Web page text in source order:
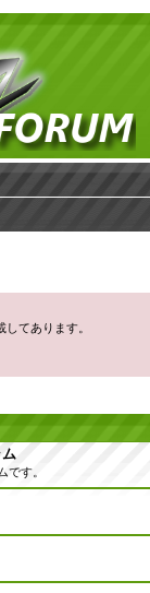
てあります。
です。